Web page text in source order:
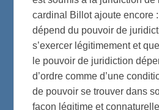
cardinal Billot ajoute encore
dépend du pouvoir de
s’exercer légitimement et
le pouvoir de juridiction
d’ordre comme d’une
de pouvoir se trouver dans
façon légitime et